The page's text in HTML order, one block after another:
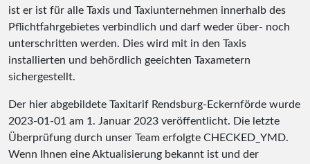
ist er ist für alle Taxis und Taxiunternehmen innerhalb des
Pflichtfahrgebietes verbindlich und darf weder über- noch
unterschritten werden. Dies wird mit in den Taxis
installierten und behördlich geeichten Taxametern
sichergestellt.
Der hier abgebildete Taxitarif Rendsburg-Eckernförde wurde
2023-01-01 am 1. Januar 2023 veröffentlicht. Die letzte
Überprüfung durch unser Team erfolgte CHECKED_YMD.
Wenn Ihnen eine Aktualisierung bekannt ist und der